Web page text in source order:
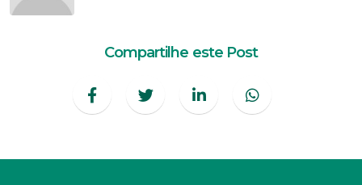
Compartilhe este Post